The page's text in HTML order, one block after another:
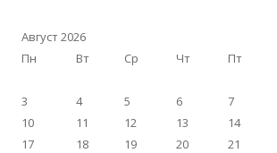
Август 2026
Пн
Вт Ср Чт Пт
3
4 5 6 7
10
11 12 13 14
17
18 19 20 21